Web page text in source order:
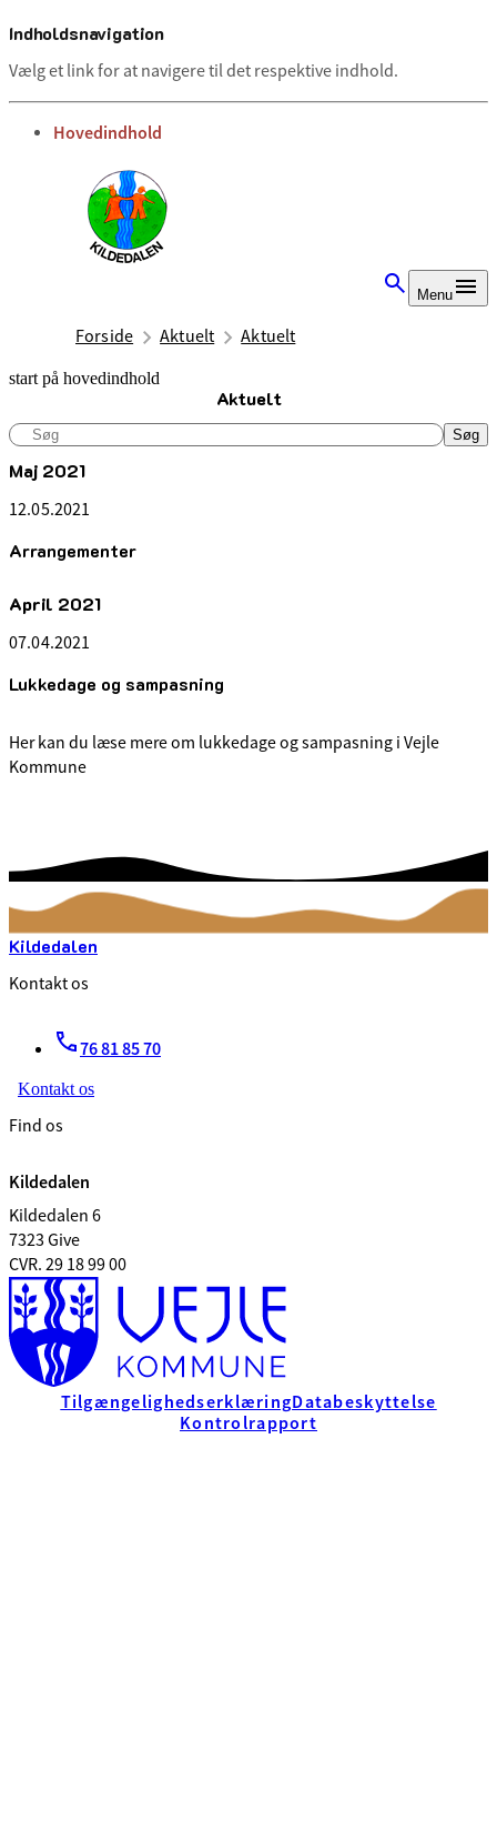
Indholdsnavigation
Vælg et link for at navigere til det respektive indhold.
gå til
Hovedindhold
Menu
Forside Aktuelt Aktuelt
start på hovedindhold
Aktueltsenest opdateret 7. juli 2025
Søg
Søg
Maj 2021
12.05.2021
Arrangementer
April 2021
07.04.2021
Lukkedage og sampasning
Her kan du læse mere om lukkedage og sampasning i Vejle
Kommune
Kildedalen
Kontakt os
76 81 85 70
Kontakt os
Find os
Kildedalen
Kildedalen 6
7323 Give
CVR. 29 18 99 00
TilgængelighedserklæringDatabeskyttelse
Kontrolrapport